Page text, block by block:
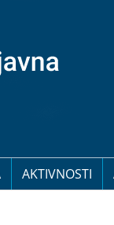
AKTIVNOSTI